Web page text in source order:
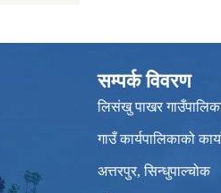
सम्पर्क विवरण
लिसंखु पाखर
गाउँ कार्यपालिकाको
अत्तरपुर, सिन्धुपाल्चोक